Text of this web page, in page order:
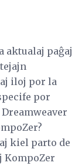
aktualaj paĝaj
iloj por la
por
kiel parto de
KompoZer